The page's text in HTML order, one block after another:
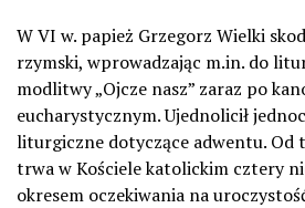
W VI w. papież Grzegorz Wielki
rzymski, wprowadzając m.in. do
modlitwy „Ojcze nasz” zaraz po
eucharystycznym. Ujednolicił
liturgiczne dotyczące adwentu. Od
trwa w Kościele katolickim cztery
okresem oczekiwania na